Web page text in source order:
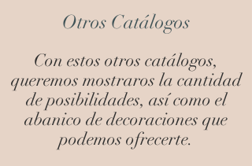
Otros Catálogos
Con estos otros catálogos,
queremos mostraros la cantidad
de posibilidades, así como el
abanico de decoraciones que
podemos ofrecerte.